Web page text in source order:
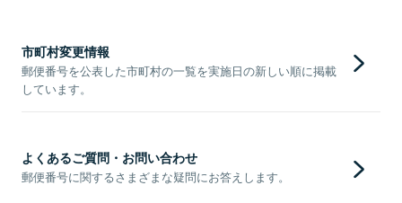
市町村変更情報
郵便番号を公表した市町村の一覧を実施日の新しい順に掲載
しています。
よくあるご質問・お問い合わせ
郵便番号に関するさまざまな疑問にお答えします。